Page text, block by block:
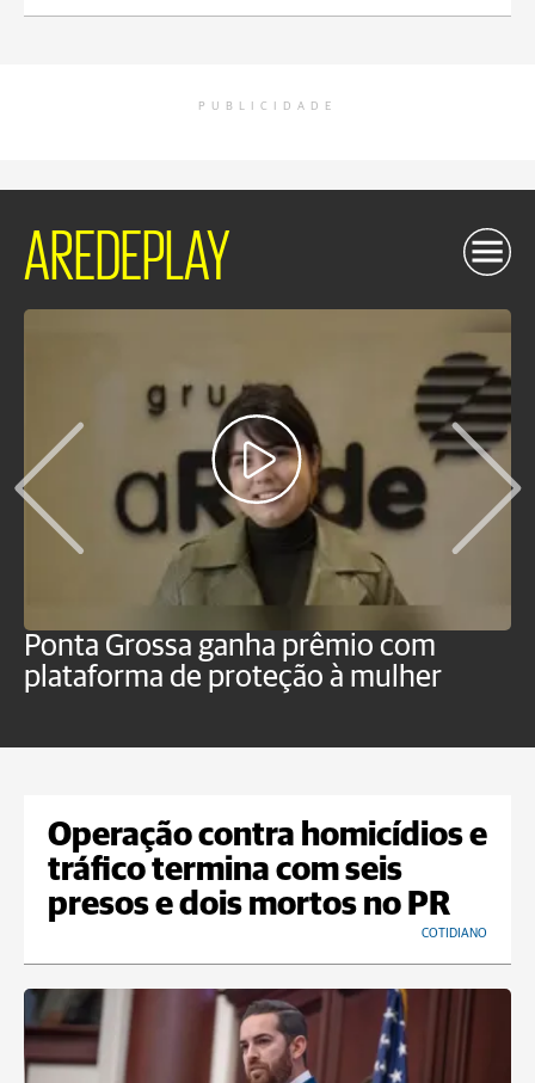
PUBLICIDADE
AREDEPLAY
Ponta Grossa ganha prêmio com
plataforma de proteção à mulher
Operação contra homicídios e
tráfico termina com seis
presos e dois mortos no PR
COTIDIANO